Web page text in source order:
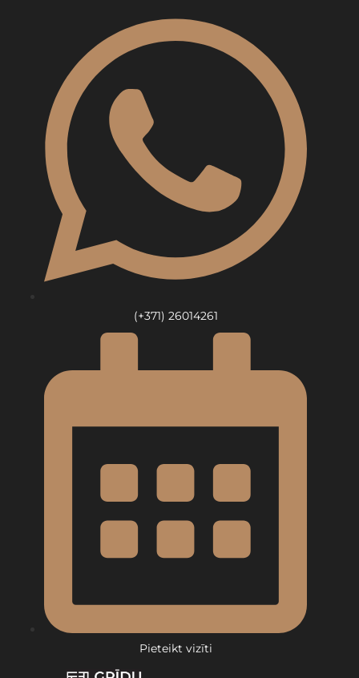
(+371) 26014261
Pieteikt vizīti